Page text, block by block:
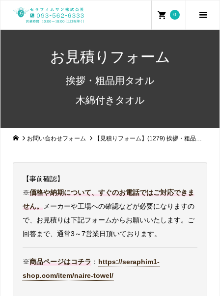
0
お見積りフォーム
挨拶・粗品用タオル
木綿付きタオル
お問い合わせフォーム 【見積りフォーム】(1279) 挨拶・粗品用タオル (木綿付きタオル)
【事前確認】
※価格や納期について、すぐのお電話ではご対応できま
せん。
メーカーや工場への確認などが必要になりますの
で、お見積りは下記フォームからお願いいたします。ご
回答まで、通常3～7営業日頂いております。
※商品ページはコチラ ： https://seraphim1-
shop.com/item/naire-towel/